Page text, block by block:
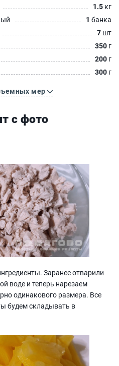
1.5 кг
1 банка
7 шт
350 г
200 г
300 г
мер
с фото
Заранее отварили
воде и теперь нарезаем
одинакового размера. Все
будем складывать в